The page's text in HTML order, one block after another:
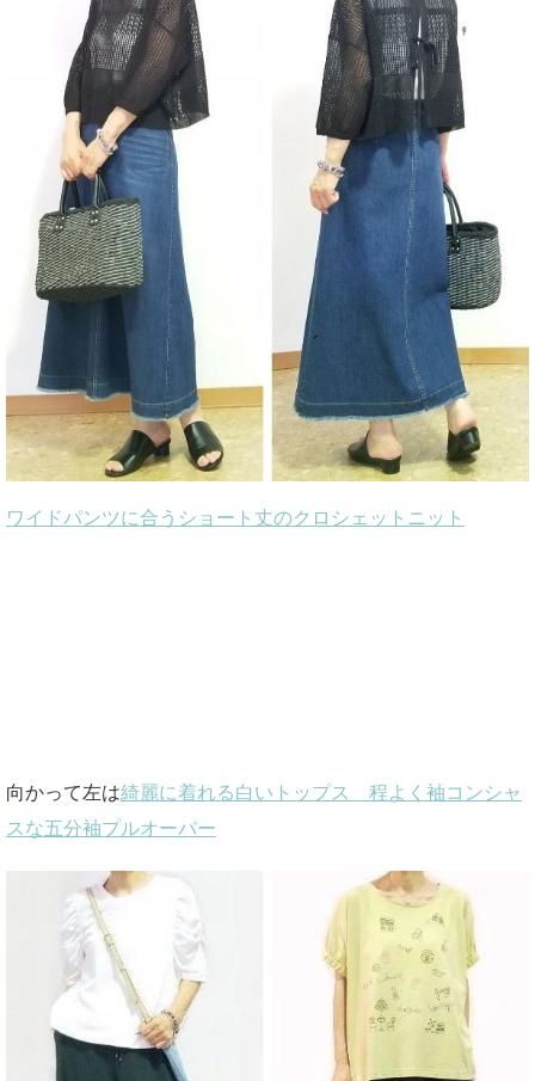
ワイドパンツに合うショート丈のクロシェットニット
向かって左は綺麗に着れる白いトップス 程よく袖コンシャ
スな五分袖プルオーバー